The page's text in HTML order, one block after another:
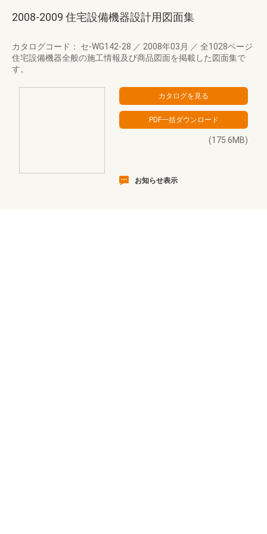
2008-2009 住宅設備機器設計用図面集
カタログコード： セ-WG142-28 ／ 2008年03月 ／ 全1028ページ
住宅設備機器全般の施工情報及び商品図面を掲載した図面集で
す。
(175.6MB)
お知らせ表示